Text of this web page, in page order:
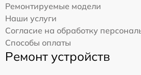
Ремонтируемые модели
Наши услуги
Согласие на обработку
Способы оплаты
Ремонт устройств